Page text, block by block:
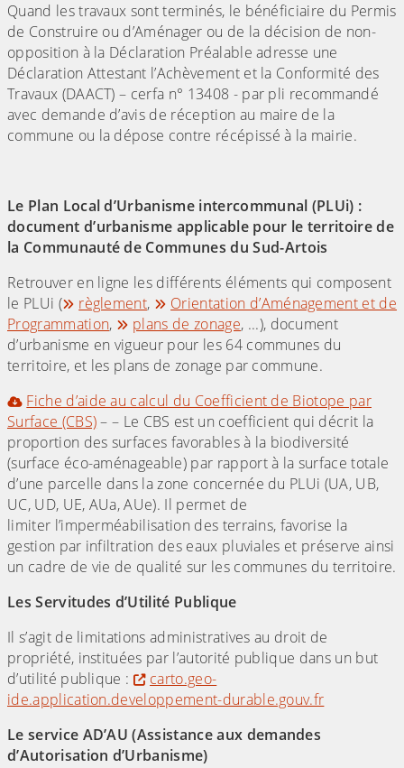
Quand les travaux sont terminés, le bénéficiaire du Permis
de Construire ou d’Aménager ou de la décision de non-
opposition à la Déclaration Préalable adresse une
Déclaration Attestant l’Achèvement et la Conformité des
Travaux (DAACT) – cerfa n° 13408 - par pli recommandé
avec demande d’avis de réception au maire de la
commune ou la dépose contre récépissé à la mairie.
Le Plan Local d’Urbanisme intercommunal (PLUi) :
document d’urbanisme applicable pour le territoire de
la Communauté de Communes du Sud-Artois
Retrouver en ligne les différents éléments qui composent
le PLUi (
règlement,
Orientation d’Aménagement et de
Programmation, plans de zonage, ...), document
d’urbanisme en vigueur pour les 64 communes du
territoire, et les plans de zonage par commune.
Fiche d’aide au calcul du Coefficient de Biotope par
Surface (CBS)– – Le CBS est un coefficient qui décrit la
proportion des surfaces favorables à la biodiversité
(surface éco-aménageable) par rapport à la surface totale
d’une parcelle dans la zone concernée du PLUi (UA, UB,
UC, UD, UE, AUa, AUe). Il permet de
limiter l’imperméabilisation des terrains, favorise la
gestion par infiltration des eaux pluviales et préserve ainsi
un cadre de vie de qualité sur les communes du territoire.
Les Servitudes d’Utilité Publique
Il s’agit de limitations administratives au droit de
propriété, instituées par l’autorité publique dans un but
d’utilité publique :
carto.geo-
ide.application.developpement-durable.gouv.fr
Le service AD’AU (Assistance aux demandes
d’Autorisation d’Urbanisme)